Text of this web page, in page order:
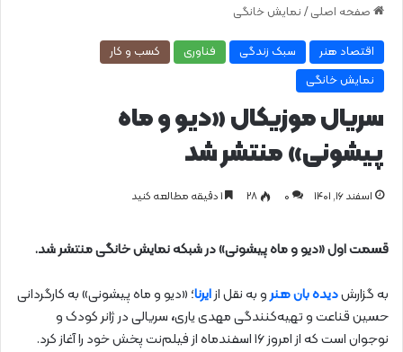
صفحه اصلی / نمایش خانگی
اقتصاد هنر سبک زندگی فناوری
کسب و کار
نمایش خانگی
سریال موزیکال «دیو و ماه
پیشونی» منتشر شد
اسفند ۱۶, ۱۴۰۱ 0 ۲۸
قسمت اول «دیو و ماه پیشونی» در شبکه نمایش خانگی منتشر شد.
به گزارشدیده بان هنرو به نقل ازایرنا؛ «دیو و ماه پیشونی» به کارگردانی
حسین قناعت و تهیه‌کنندگی مهدی یاری، سریالی در ژانر کودک و
نوجوان است که از امروز ۱۶ اسفندماه از فیلم‌نت پخش ‌خود را آغاز کرد.